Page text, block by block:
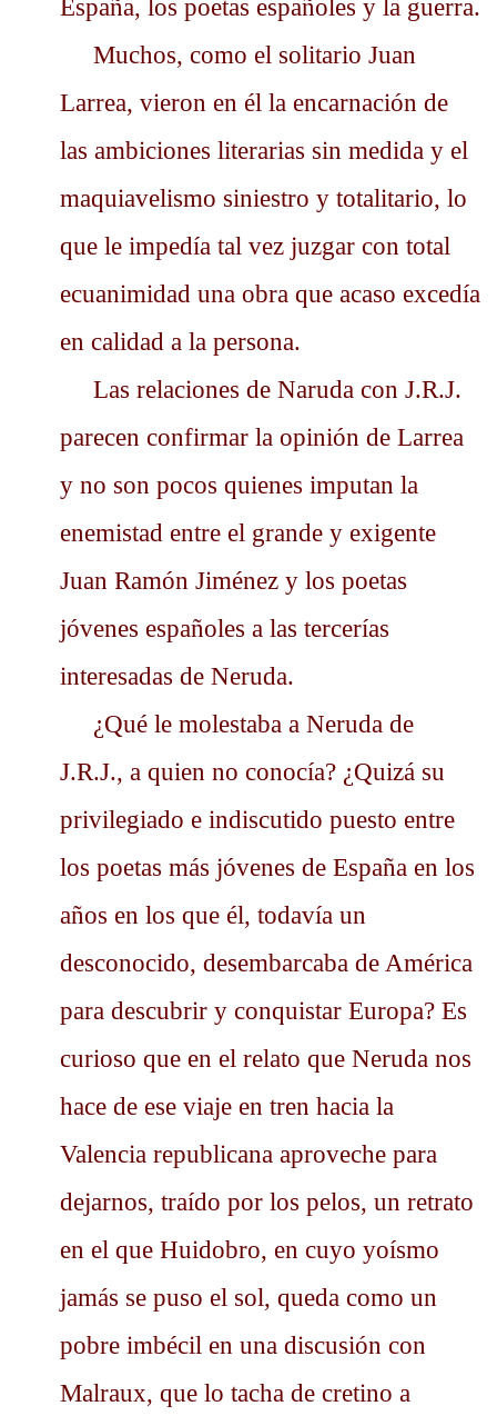
España, los poetas españoles y la guerra.
Muchos, como el solitario Juan
Larrea, vieron en él la encarnación de
las ambiciones literarias sin medida y el
maquiavelismo siniestro y totalitario, lo
que le impedía tal vez juzgar con total
ecuanimidad una obra que acaso excedía
en calidad a la persona.
Las relaciones de Naruda con J.R.J.
parecen confirmar la opinión de Larrea
y no son pocos quienes imputan la
enemistad entre el grande y exigente
Juan Ramón Jiménez y los poetas
jóvenes españoles a las tercerías
interesadas de Neruda.
¿Qué le molestaba a Neruda de
J.R.J., a quien no conocía? ¿Quizá su
privilegiado e indiscutido puesto entre
los poetas más jóvenes de España en los
años en los que él, todavía un
desconocido, desembarcaba de América
para descubrir y conquistar Europa? Es
curioso que en el relato que Neruda nos
hace de ese viaje en tren hacia la
Valencia republicana aproveche para
dejarnos, traído por los pelos, un retrato
en el que Huidobro, en cuyo yoísmo
jamás se puso el sol, queda como un
pobre imbécil en una discusión con
Malraux, que lo tacha de cretino a